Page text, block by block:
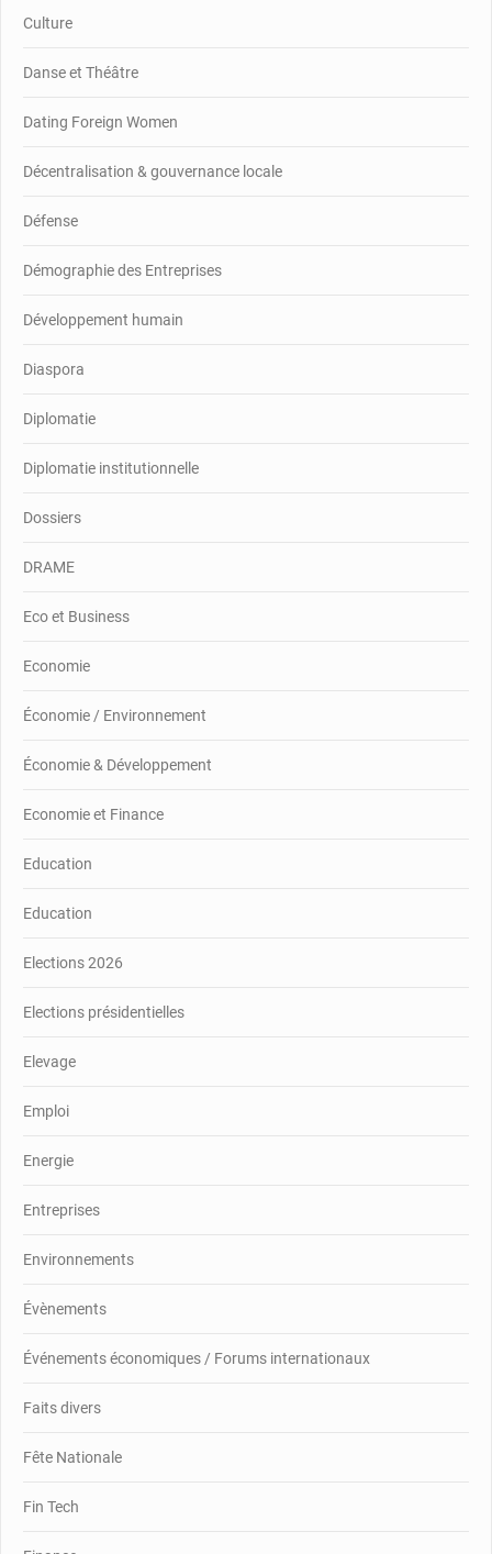
Culture
Danse et Théâtre
Dating Foreign Women
Décentralisation & gouvernance locale
Défense
Démographie des Entreprises
Développement humain
Diaspora
Diplomatie
Diplomatie institutionnelle
Dossiers
DRAME
Eco et Business
Economie
Économie / Environnement
Économie & Développement
Economie et Finance
Education
Education
Elections 2026
Elections présidentielles
Elevage
Emploi
Energie
Entreprises
Environnements
Évènements
Événements économiques / Forums internationaux
Faits divers
Fête Nationale
Fin Tech